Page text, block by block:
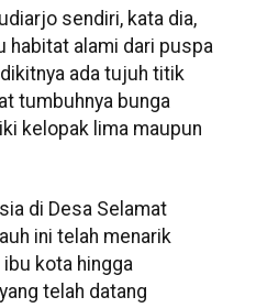
sendiri, kata dia,
habitat alami dari puspa
ada tujuh titik
tumbuhnya bunga
kelopak lima maupun
di Desa Selamat
ini telah menarik
kota hingga
telah datang